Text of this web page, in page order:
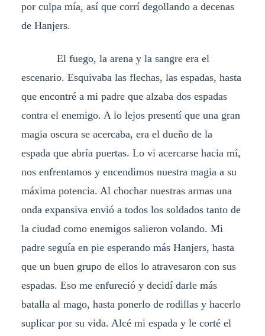
por culpa mía, así que corrí degollando a decenas
de Hanjers.
El fuego, la arena y la sangre era el
escenario. Esquivaba las flechas, las espadas, hasta
que encontré a mi padre que alzaba dos espadas
contra el enemigo. A lo lejos presentí que una gran
magia oscura se acercaba, era el dueño de la
espada que abría puertas. Lo vi acercarse hacia mí,
nos enfrentamos y encendimos nuestra magia a su
máxima potencia. Al chochar nuestras armas una
onda expansiva envió a todos los soldados tanto de
la ciudad como enemigos salieron volando. Mi
padre seguía en pie esperando más Hanjers, hasta
que un buen grupo de ellos lo atravesaron con sus
espadas. Eso me enfureció y decidí darle más
batalla al mago, hasta ponerlo de rodillas y hacerlo
suplicar por su vida. Alcé mi espada y le corté el